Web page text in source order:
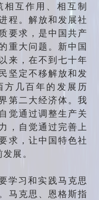
互作用、相互制
程。解放和发展社
要求，是中国共产
重大问题。新中国
来，在不到七十年
坚定不移解放和发
方几百年的发展历
第二大经济体。我
觉通过调整生产关
，自觉通过完善上
求，让中国特色社
展。
习和实践马克思
马克思、恩格斯指